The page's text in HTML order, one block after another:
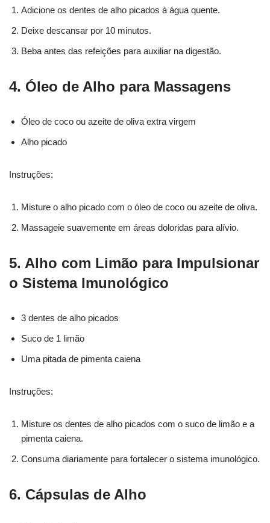
Adicione os dentes de alho picados à água quente.
Deixe descansar por 10 minutos.
Beba antes das refeições para auxiliar na digestão.
4. Óleo de Alho para Massagens
Óleo de coco ou azeite de oliva extra virgem
Alho picado
Instruções:
Misture o alho picado com o óleo de coco ou azeite de oliva.
Massageie suavemente em áreas doloridas para alívio.
5. Alho com Limão para Impulsionar
o Sistema Imunológico
3 dentes de alho picados
Suco de 1 limão
Uma pitada de pimenta caiena
Instruções:
Misture os dentes de alho picados com o suco de limão e a
pimenta caiena.
Consuma diariamente para fortalecer o sistema imunológico.
6. Cápsulas de Alho